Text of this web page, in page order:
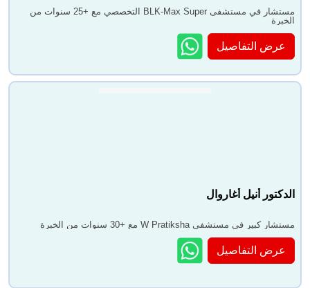
مستشار في مستشفى BLK-Max Super التخصصي مع +25 سنوات من
الخبرة
عرض التفاصيل
الدكتور أنيل أغاروال
مستشار كبير في مستشفى W Pratiksha مع +30 سنوات من الخبرة
عرض التفاصيل